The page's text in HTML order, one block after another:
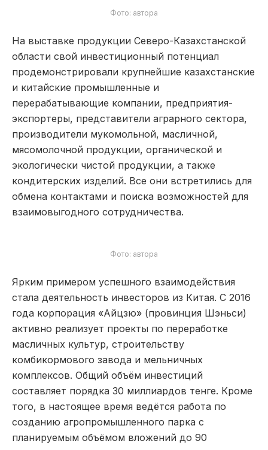
Фото: автора
На выставке продукции Северо-Казахстанской
области свой инвестиционный потенциал
продемонстрировали крупнейшие казахстанские
и китайские промышленные и
перерабатывающие компании, предприятия-
экспортеры, представители аграрного сектора,
производители мукомольной, масличной,
мясомолочной продукции, органической и
экологически чистой продукции, а также
кондитерских изделий. Все они встретились для
обмена контактами и поиска возможностей для
взаимовыгодного сотрудничества.
Фото: автора
Ярким примером успешного взаимодействия
стала деятельность инвесторов из Китая. С 2016
года корпорация «Айцзю» (провинция Шэньси)
активно реализует проекты по переработке
масличных культур, строительству
комбикормового завода и мельничных
комплексов. Общий объём инвестиций
составляет порядка 30 миллиардов тенге. Кроме
того, в настоящее время ведётся работа по
созданию агропромышленного парка с
планируемым объёмом вложений до 90